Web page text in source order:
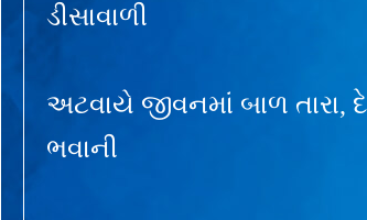
ડીસાવાળી
અટવાયે જીવનમાં બાળ તારા, દે
ભવાની